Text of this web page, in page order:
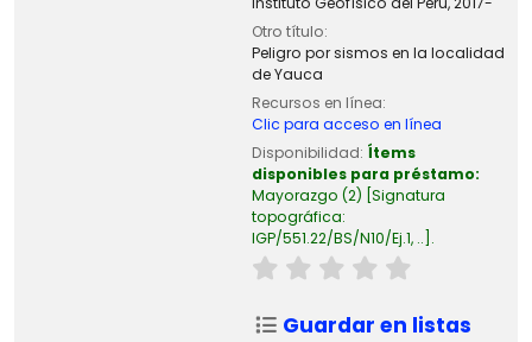
Otro título:
Peligro por sismos en la localidad
de Yauca
Recursos en línea:
Clic para acceso en línea
Disponibilidad: Ítems
disponibles para préstamo:
Mayorazgo (2) Signatura
topográfica:
IGP/551.22/BS/N10/Ej.1, .. .
Guardar en listas